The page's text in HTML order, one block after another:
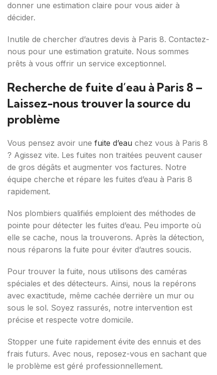
donner une estimation claire pour vous aider à
décider.
Inutile de chercher d’autres devis à Paris 8. Contactez-
nous pour une estimation gratuite. Nous sommes
prêts à vous offrir un service exceptionnel.
Recherche de fuite d’eau à Paris 8 –
Laissez-nous trouver la source du
problème
Vous pensez avoir une fuite d’eau chez vous à Paris 8
? Agissez vite. Les fuites non traitées peuvent causer
de gros dégâts et augmenter vos factures. Notre
équipe cherche et répare les fuites d’eau à Paris 8
rapidement.
Nos plombiers qualifiés emploient des méthodes de
pointe pour détecter les fuites d’eau. Peu importe où
elle se cache, nous la trouverons. Après la détection,
nous réparons la fuite pour éviter d’autres soucis.
Pour trouver la fuite, nous utilisons des caméras
spéciales et des détecteurs. Ainsi, nous la repérons
avec exactitude, même cachée derrière un mur ou
sous le sol. Soyez rassurés, notre intervention est
précise et respecte votre domicile.
Stopper une fuite rapidement évite des ennuis et des
frais futurs. Avec nous, reposez-vous en sachant que
le problème est géré professionnellement.